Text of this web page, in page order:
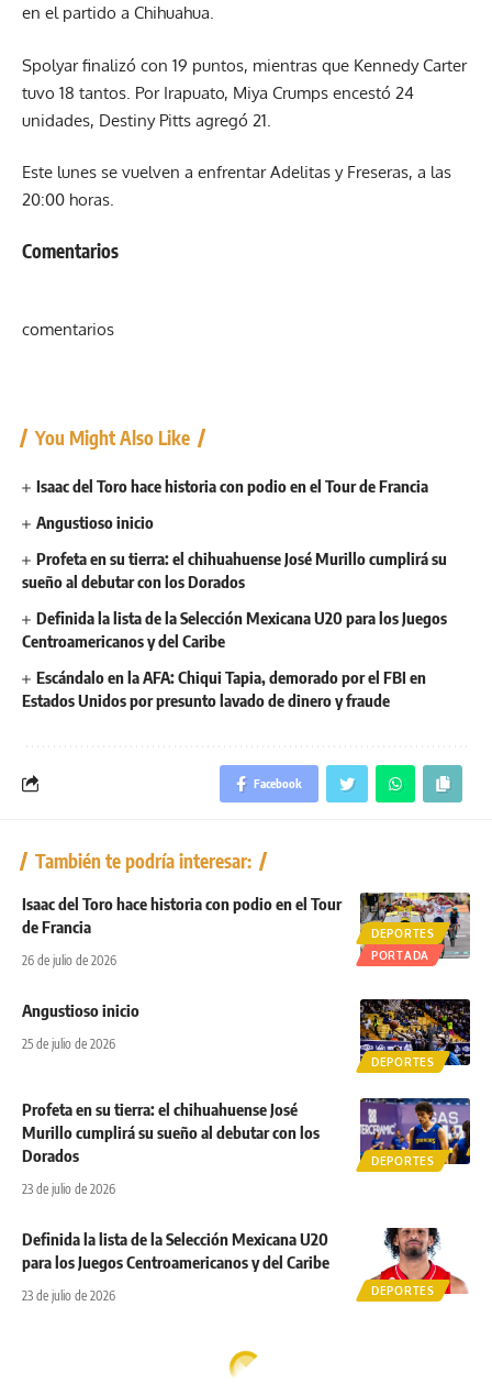
en el partido a Chihuahua.
Spolyar finalizó con 19 puntos, mientras que Kennedy Carter
tuvo 18 tantos. Por Irapuato, Miya Crumps encestó 24
unidades, Destiny Pitts agregó 21.
Este lunes se vuelven a enfrentar Adelitas y Freseras, a las
20:00 horas.
Comentarios
comentarios
You Might Also Like
Isaac del Toro hace historia con podio en el Tour de Francia
Angustioso inicio
Profeta en su tierra: el chihuahuense José Murillo cumplirá su
sueño al debutar con los Dorados
Definida la lista de la Selección Mexicana U20 para los Juegos
Centroamericanos y del Caribe
Escándalo en la AFA: Chiqui Tapia, demorado por el FBI en
Estados Unidos por presunto lavado de dinero y fraude
Facebook
También te podría interesar:
DEPORTES
PORTADA
Isaac del Toro hace historia con podio en el Tour
de Francia
26 de julio de 2026
DEPORTES
Angustioso inicio
25 de julio de 2026
DEPORTES
Profeta en su tierra: el chihuahuense José
Murillo cumplirá su sueño al debutar con los
Dorados
23 de julio de 2026
DEPORTES
Definida la lista de la Selección Mexicana U20
para los Juegos Centroamericanos y del Caribe
23 de julio de 2026